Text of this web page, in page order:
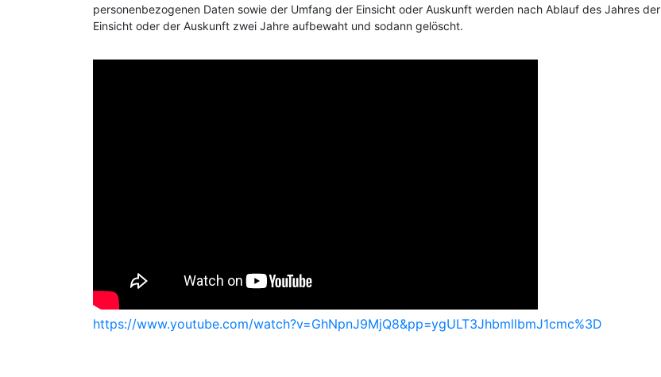
personenbezogenen Daten sowie der Umfang der Einsicht oder Auskunft werden nach Ablauf des Jahres der
Einsicht oder der Auskunft zwei Jahre aufbewaht und sodann gelöscht.
https://www.youtube.com/watch?v=GhNpnJ9MjQ8&pp=ygULT3JhbmllbmJ1cmc%3D